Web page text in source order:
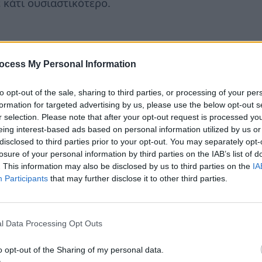
My Personal Information
opt-out of the sale, sharing to third parties, or processing of your
for targeted advertising by us, please use the below opt-out
selection. Please note that after your opt-out request is processed
interest-based ads based on personal information utilized by us
to third parties prior to your opt-out. You may separately
of your personal information by third parties on the IAB’s list of
This information may also be disclosed by us to third parties on the
Participants that may further disclose it to other third parties.
Data Processing Opt Outs
opt-out of the Sharing of my personal data.
να βγεις έξω, να αλλάξεις
στη φύση ή λίγη γυμναστική σε εξωτερικό
υπερκατανάλωση φαγητού — η τάση σου για
σε φλογερό ζώδιο.
τη ροή. Δεν χρειάζεται να έχεις όλες
ενέργεια σε καλεί να τις υποδεχτείς με
να την αρπάξεις.